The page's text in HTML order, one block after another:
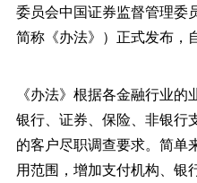
委员会中国证券监督管理委
简称《办法》）正式发布，
《办法》根据各金融行业
银行、证券、保险、非银行
的客户尽职调查要求。简单
用范围，增加支付机构、银